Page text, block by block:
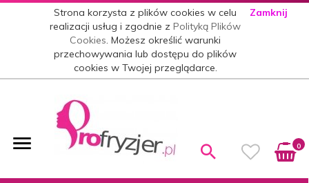
Strona korzysta z plików cookies w celu
realizacji usług i zgodnie zPolityką Plików
Cookies. Możesz określić warunki
przechowywania lub dostępu do plików
cookies w Twojej przeglądarce.
Zamknij
0